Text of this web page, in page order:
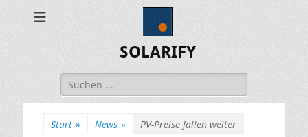
SOLARIFY
Suchen
nach:
Start » News » PV-Preise fallen weiter